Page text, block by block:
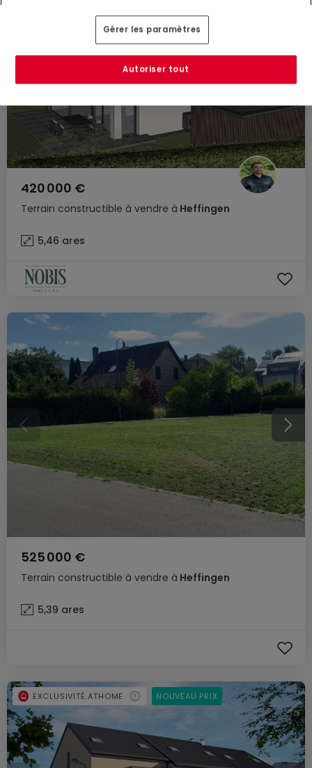
Terrain constructible à vendre à Heffingen
420 000 €
5,46 ares
Terrain constructible à vendre à Heffingen
525 000 €
5,39 ares
EXCLUSIVITÉ ATHOME NOUVEAU PRIX
Gérer les paramètres
Autoriser tout